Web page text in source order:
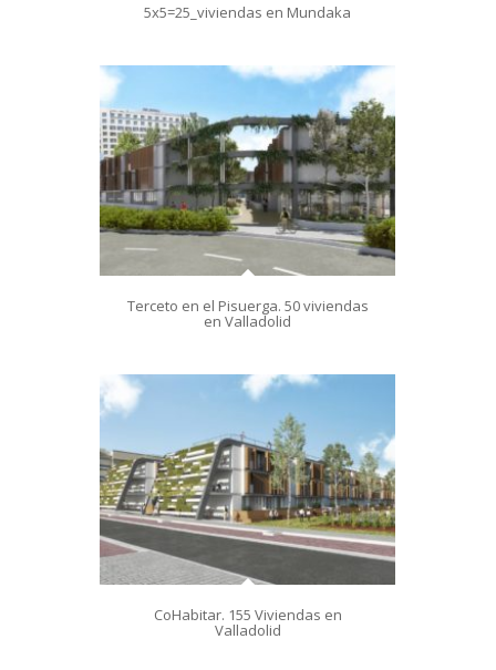
5x5=25_viviendas en Mundaka
Terceto en el Pisuerga. 50 viviendas
en Valladolid
CoHabitar. 155 Viviendas en
Valladolid